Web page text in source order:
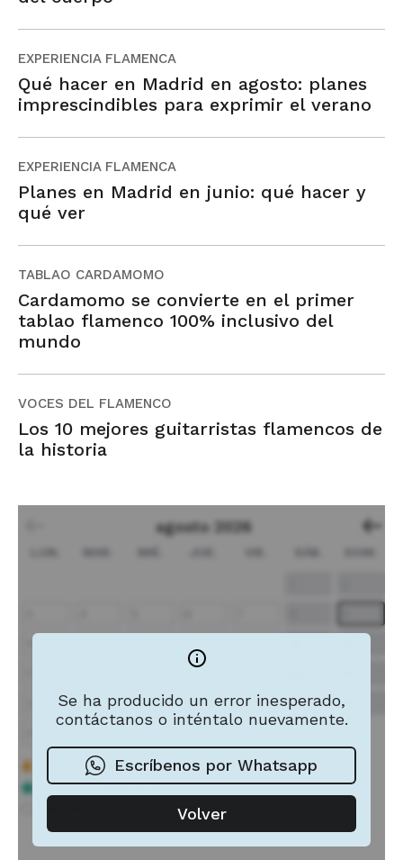
EXPERIENCIA FLAMENCA
Qué hacer en Madrid en agosto: planes
imprescindibles para exprimir el verano
EXPERIENCIA FLAMENCA
Planes en Madrid en junio: qué hacer y
qué ver
TABLAO CARDAMOMO
Cardamomo se convierte en el primer
tablao flamenco 100% inclusivo del
mundo
VOCES DEL FLAMENCO
Los 10 mejores guitarristas flamencos de
la historia